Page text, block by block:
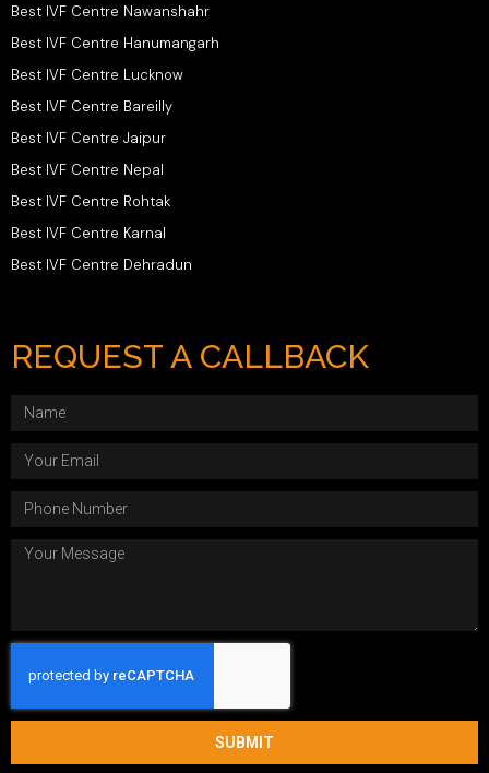
Best IVF Centre Nawanshahr
Best IVF Centre Hanumangarh
Best IVF Centre Lucknow
Best IVF Centre Bareilly
Best IVF Centre Jaipur
Best IVF Centre Nepal
Best IVF Centre Rohtak
Best IVF Centre Karnal
Best IVF Centre Dehradun
REQUEST A CALLBACK
SUBMIT